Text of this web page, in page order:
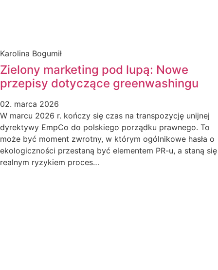
Karolina Bogumił
Zielony marketing pod lupą: Nowe
przepisy dotyczące greenwashingu
02. marca 2026
W marcu 2026 r. kończy się czas na transpozycję unijnej
dyrektywy EmpCo do polskiego porządku prawnego. To
może być moment zwrotny, w którym ogólnikowe hasła o
ekologiczności przestaną być elementem PR-u, a staną się
realnym ryzykiem proces…